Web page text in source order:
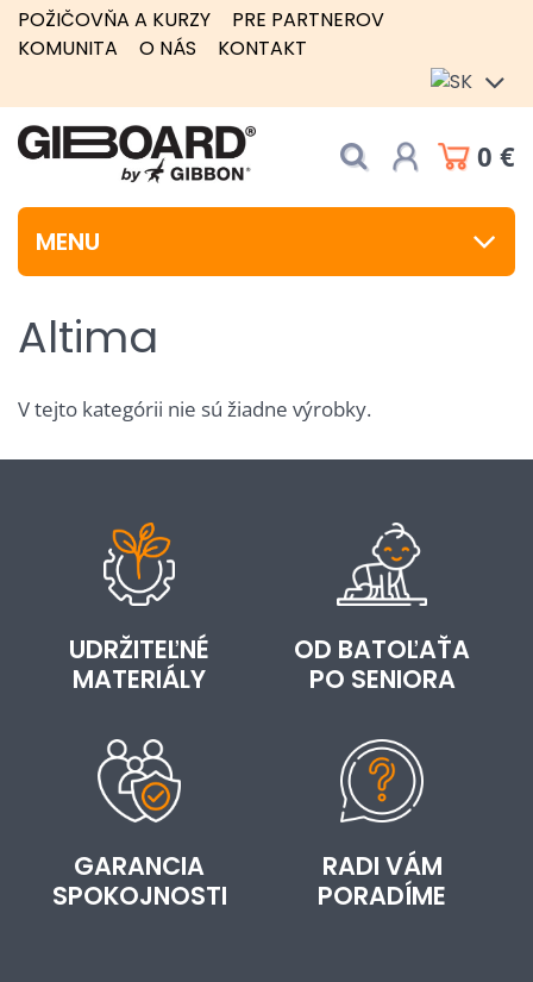
POŽIČOVŇA A KURZY
PRE PARTNEROV
KOMUNITA
O NÁS KONTAKT
0 €
MENU
Altima
V tejto kategórii nie sú žiadne výrobky.
UDRŽITEĽNÉ
MATERIÁLY
OD BATOĽAŤA
PO SENIORA
GARANCIA
SPOKOJNOSTI
RADI VÁM
PORADÍME